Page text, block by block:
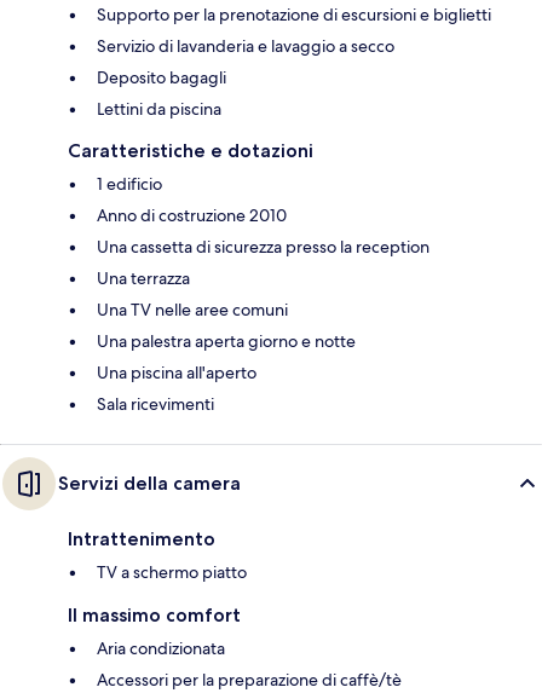
Supporto per la prenotazione di escursioni e biglietti
Servizio di lavanderia e lavaggio a secco
Deposito bagagli
Lettini da piscina
Caratteristiche e dotazioni
1 edificio
Anno di costruzione 2010
Una cassetta di sicurezza presso la reception
Una terrazza
Una TV nelle aree comuni
Una palestra aperta giorno e notte
Una piscina all'aperto
Sala ricevimenti
Servizi della camera
Intrattenimento
TV a schermo piatto
Il massimo comfort
Aria condizionata
Accessori per la preparazione di caffè/tè